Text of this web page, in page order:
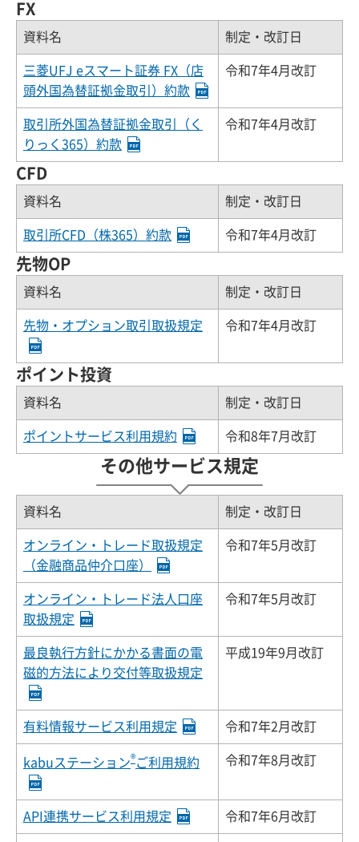
FX
資料名 制定・改訂日
三菱UFJ eスマート証券 FX（店
頭外国為替証拠金取引）約款
令和7年4月改訂
取引所外国為替証拠金取引（く
りっく365）約款
令和7年4月改訂
CFD
資料名 制定・改訂日
取引所CFD（株365）約款 令和7年4月改訂
先物OP
資料名 制定・改訂日
先物・オプション取引取扱規定 令和7年4月改訂
ポイント投資
資料名 制定・改訂日
ポイントサービス利用規約 令和8年7月改訂
その他サービス規定
資料名 制定・改訂日
オンライン・トレード取扱規定
（金融商品仲介口座）
令和7年5月改訂
オンライン・トレード法人口座
取扱規定
令和7年5月改訂
最良執行方針にかかる書面の電
磁的方法により交付等取扱規定
平成19年9月改訂
有料情報サービス利用規定 令和7年2月改訂
kabuステーション®ご利用規約 令和7年8月改訂
API連携サービス利用規定 令和7年6月改訂